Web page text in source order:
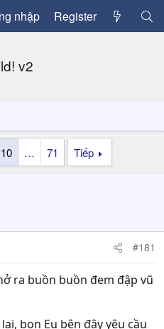
nhập Register
v2
10 … 71 Tiếp
#181
ra buồn buồn đem đập vũ
bọn Eu bên đây yêu cầu